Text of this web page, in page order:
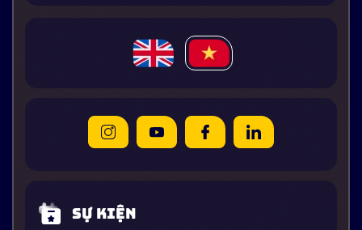
Sự kiện